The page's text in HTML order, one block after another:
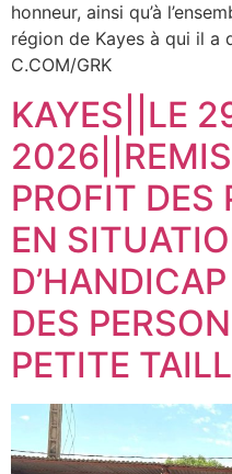
honneur, ainsi qu’à
région de Kayes à qui il a
C.COM/GRK
KAYES||LE
PROFIT DES
EN
DES
PETITE